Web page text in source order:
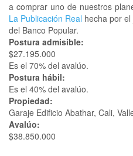
a comprar uno de nuestros
La Publicación Real hecha por
del Banco Popular.
Postura admisible:
$27.195.000
Es el 70% del avalúo.
Postura hábil:
Es el 40% del avalúo.
Propiedad:
Garaje Edificio Abathar, Cali,
Avalúo:
$38.850.000